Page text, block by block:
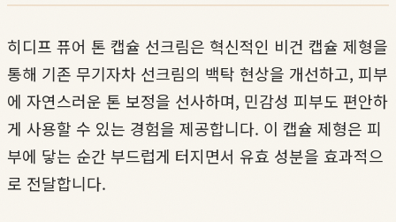
히디프 퓨어 톤 캡슐 선크림은 혁신적인 비건 캡슐 제형을
통해 기존 무기자차 선크림의 백탁 현상을 개선하고, 피부
에 자연스러운 톤 보정을 선사하며, 민감성 피부도 편안하
게 사용할 수 있는 경험을 제공합니다. 이 캡슐 제형은 피
부에 닿는 순간 부드럽게 터지면서 유효 성분을 효과적으
로 전달합니다.